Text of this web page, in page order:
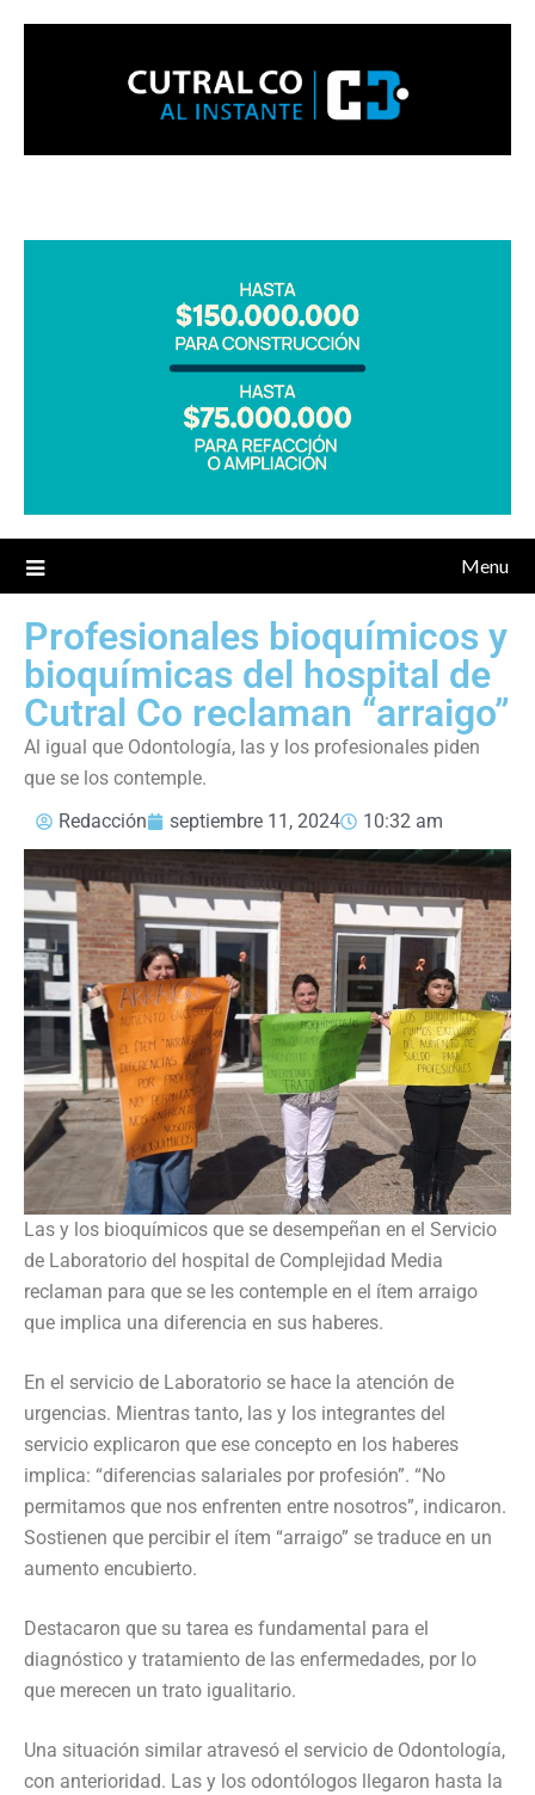
Menu
Profesionales bioquímicos y
bioquímicas del hospital de
Cutral Co reclaman “arraigo”
Al igual que Odontología, las y los profesionales piden
que se los contemple.
Redacción
septiembre 11, 2024 10:32 am
Las y los bioquímicos que se desempeñan en el Servicio
de Laboratorio del hospital de Complejidad Media
reclaman para que se les contemple en el ítem arraigo
que implica una diferencia en sus haberes.
En el servicio de Laboratorio se hace la atención de
urgencias. Mientras tanto, las y los integrantes del
servicio explicaron que ese concepto en los haberes
implica: “diferencias salariales por profesión”. “No
permitamos que nos enfrenten entre nosotros”, indicaron.
Sostienen que percibir el ítem “arraigo” se traduce en un
aumento encubierto.
Destacaron que su tarea es fundamental para el
diagnóstico y tratamiento de las enfermedades, por lo
que merecen un trato igualitario.
Una situación similar atravesó el servicio de Odontología,
con anterioridad. Las y los odontólogos llegaron hasta la